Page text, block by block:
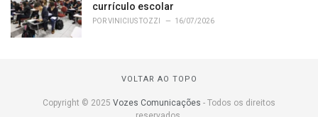
currículo escolar
PORVINICIUS TOZZI 16/07/2026
VOLTAR AO TOPO
Copyright © 2025 Vozes Comunicações - Todos os direitos